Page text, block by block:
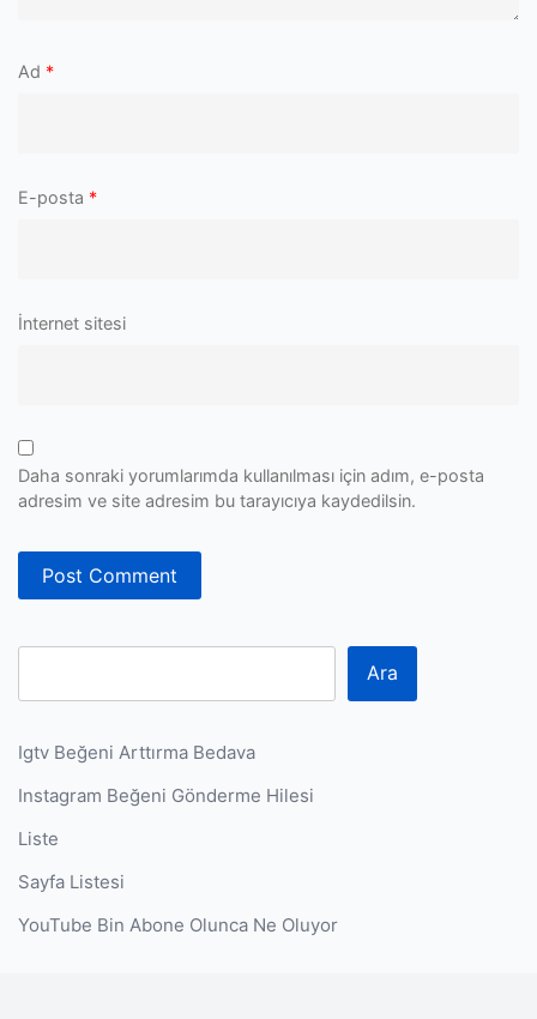
Ad *
E-posta *
İnternet sitesi
Daha sonraki yorumlarımda kullanılması için adım, e-posta
adresim ve site adresim bu tarayıcıya kaydedilsin.
Ara
Igtv Beğeni Arttırma Bedava
Instagram Beğeni Gönderme Hilesi
Liste
Sayfa Listesi
YouTube Bin Abone Olunca Ne Oluyor